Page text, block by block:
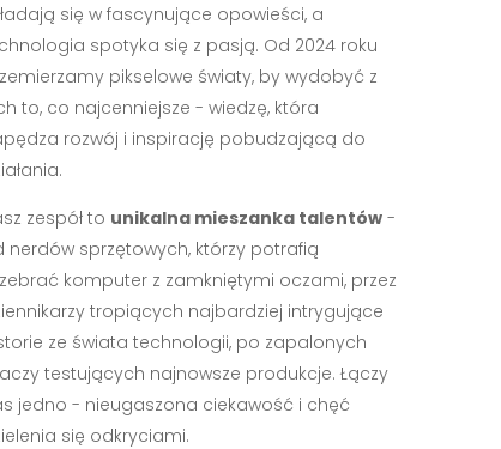
się w fascynujące opowieści, a
spotyka się z pasją. Od 2024 roku
pikselowe światy, by wydobyć z
to, co najcenniejsze - wiedzę, która
rozwój i inspirację pobudzającą do
zespół to unikalna mieszanka talentów-
nerdów sprzętowych, którzy potrafią
komputer z zamkniętymi oczami, przez
tropiących najbardziej intrygujące
ze świata technologii, po zapalonych
testujących najnowsze produkcje. Łączy
jedno - nieugaszona ciekawość i chęć
się odkryciami.